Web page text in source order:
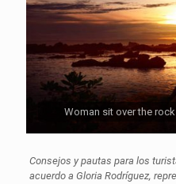
Woman sit over the
Consejos y pautas para los
acuerdo a Gloria Rodríguez,